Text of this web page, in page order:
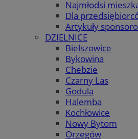
Najmłodsi
Dla
Artykuły
DZIELNICE
Bielszowice
Bykowina
Chebzie
Czarny Las
Godula
Halemba
Kochłowice
Nowy Bytom
Orzegów